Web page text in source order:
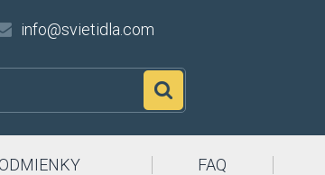
info@svietidla.com
FAQ